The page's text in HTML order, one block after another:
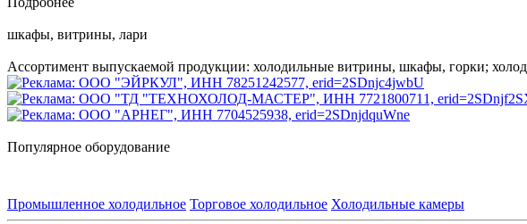
шкафы, витрины, лари
Ассортимент выпускаемой продукции: холодильные витрины, шкафы, горки;
Популярное оборудование
Промышленное холодильное Торговое холодильное Холодильные камеры